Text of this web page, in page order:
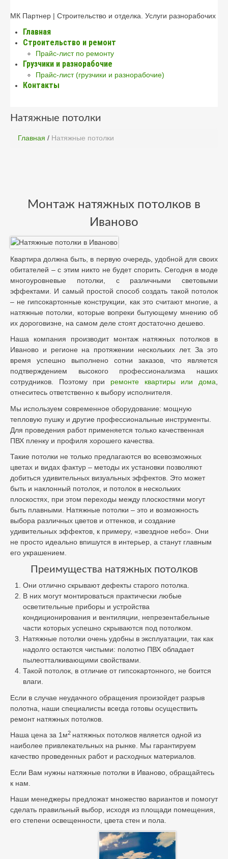
МК Партнер | Строительство и отделка. Услуги разнорабочих
Главная
Строительство и ремонт
Прайс-лист по ремонту
Грузчики и разнорабочие
Прайс-лист (грузчики и разнорабочие)
Контакты
Натяжные потолки
Главная / Натяжные потолки
Монтаж натяжных потолков в
Иваново
Квартира должна быть, в первую очередь, удобной для своих
обитателей – с этим никто не будет спорить. Сегодня в моде
многоуровневые потолки, с различными световыми
эффектами. И самый простой способ создать такой потолок
– не гипсокартонные конструкции, как это считают многие, а
натяжные потолки, которые вопреки бытующему мнению об
их дороговизне, на самом деле стоят достаточно дешево.
Наша компания производит монтаж натяжных потолков в
Иваново и регионе на протяжении нескольких лет. За это
время успешно выполнено сотни заказов, что является
подтверждением высокого профессионализма наших
сотрудников. Поэтому при ремонте квартиры или дома
отнеситесь ответственно к выбору исполнителя.
Мы используем современное оборудование: мощную
тепловую пушку и другие профессиональные инструменты.
Для проведения работ применяется только качественная
ПВХ пленку и профиля хорошего качества.
Такие потолки не только предлагаются во всевозможных
цветах и видах фактур – методы их установки позволяют
добиться удивительных визуальных эффектов. Это может
быть и наклонный потолок, и потолок в нескольких
плоскостях, при этом переходы между плоскостями могут
быть плавными. Натяжные потолки – это и возможность
выбора различных цветов и оттенков, и создание
удивительных эффектов, к примеру, «звездное небо». Они
не просто идеально впишутся в интерьер, а станут главным
его украшением.
Преимущества натяжных потолков
Они отлично скрывают дефекты старого потолка.
В них могут монтироваться практически любые
осветительные приборы и устройства
кондиционирования и вентиляции, непрезентабельные
части которых успешно скрываются под потолком.
Натяжные потолки очень удобны в эксплуатации, так как
надолго остаются чистыми: полотно ПВХ обладает
пылеотталкивающими свойствами.
Такой потолок, в отличие от гипсокартонного, не боится
влаги.
Если в случае неудачного обращения произойдет разрыв
полотна, наши специалисты всегда готовы осуществить
ремонт натяжных потолков.
Наша цена за 1м2 натяжных потолков является одной из
наиболее привлекательных на рынке. Мы гарантируем
качество проведенных работ и расходных материалов.
Если Вам нужны натяжные потолки в Иваново, обращайтесь
к нам.
Наши менеджеры предложат множество вариантов и помогут
сделать правильный выбор, исходя из площади помещения,
его степени освещенности, цвета стен и пола.